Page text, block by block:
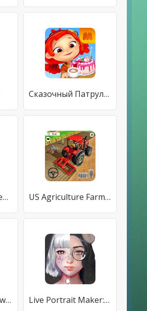
Сказочный Патруль: Кафе
Planescape: Torment: Enhanced Edition US Agriculture Farming 3D Simulator: Tractor Cargo
Virtual Mother New Baby Twins Family Simulator Live Portrait Maker: девочки